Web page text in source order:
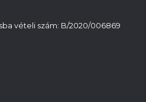
vételi szám: B/2020/006869